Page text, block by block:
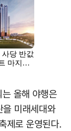
올해 야행은
을 미래세대와
제로 운영된다.